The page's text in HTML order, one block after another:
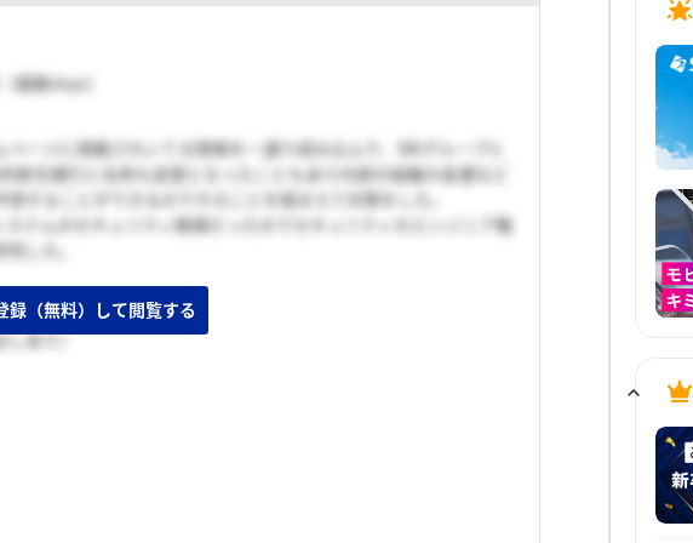
複数days）
ージに掲載されいてる情報を一通り読み込んで、SBIグループと
新生銀行と名称も変更となったこともあり内部の組織の変遷など
することができるのでそのことを踏まえて対策をした。
テムのセキュリティ関連だったのでセキュリティのエンジニア職
した。
しあり）
録（無料）して閲覧する